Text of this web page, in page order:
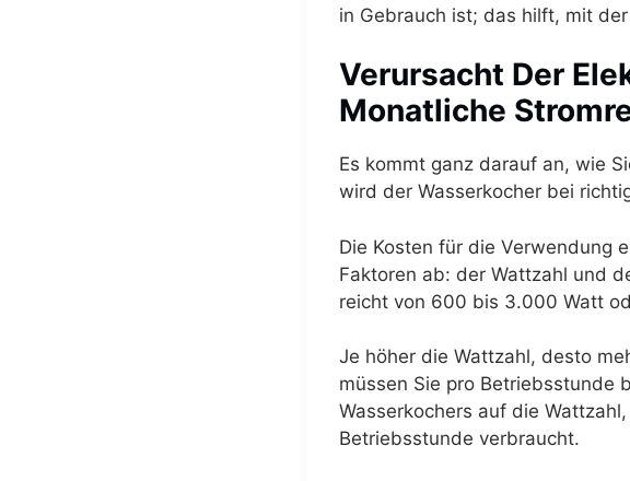
in Gebrauch ist; das hilft, mit
Verursacht Der
Monatliche
Es kommt ganz darauf an, wie
wird der Wasserkocher bei
Die Kosten für die Verwendung
Faktoren ab: der Wattzahl und
reicht von 600 bis 3.000 Watt
Je höher die Wattzahl, desto
müssen Sie pro Betriebsstunde
Wasserkochers auf die
Betriebsstunde verbraucht.